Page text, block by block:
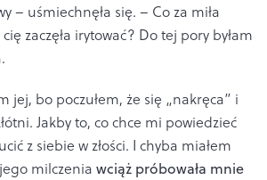
– uśmiechnęła się. – Co za miła
zaczęła irytować? Do tej pory byłam
jej, bo poczułem, że się „nakręca” i
Jakby to, co chce mi powiedzieć
z siebie w złości. I chyba miałem
milczenia wciąż próbowała mnie